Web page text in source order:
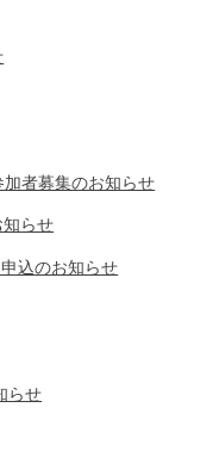
者募集のお知らせ
知らせ
込のお知らせ
らせ